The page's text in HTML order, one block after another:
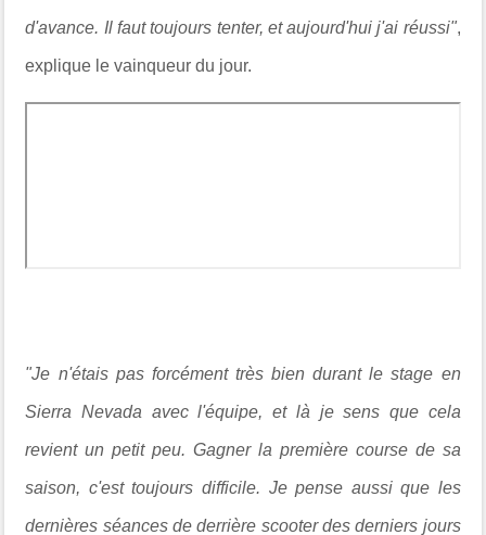
d'avance. Il faut toujours tenter, et aujourd'hui j'ai réussi",
explique le vainqueur du jour.
"Je n'étais pas forcément très bien durant le stage en
Sierra Nevada avec l'équipe, et là je sens que cela
revient un petit peu. Gagner la première course de sa
saison, c'est toujours difficile. Je pense aussi que les
dernières séances de derrière scooter des derniers jours